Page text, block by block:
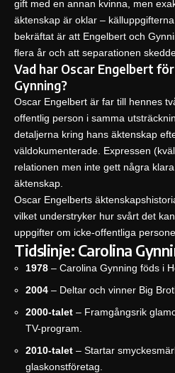
gift med en annan kvinna, men
äktenskap är oklar –
bekräftat är att Engelbert och
flera år och att separationen
Vad har Oscar Engelbert
Gynning?
Oscar Engelbert är far till hennes
offentlig person i samma
detaljerna kring hans äktenskap
väldokumenterade. Expressen
relationen men inte gett några
äktenskap.
Oscar Engelberts
vilket understryker hur svårt det
uppgifter om icke-offentliga
Tidslinje: Carolina
1978 – Carolina Gynning föds i
2004 – Deltar och vinner Big
2000-talet – Framgångsrik
TV-program.
2010-talet – Startar
glaskonstföretag.